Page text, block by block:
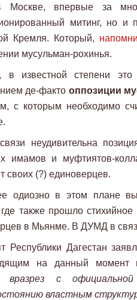
Москве, впервые за
митинг, но
Кремля. Который,
мусульман-рохинья.
в известной степени
де-факто оппозиции
с которым необходимо
неудивительна
имамов и муфтиятов-
своих (?) единоверцев.
одиозно в этом плане
также прошло
в Мьянме. В ДУМД в
Республики Дагестан
на данный момент
вразрез с
властным